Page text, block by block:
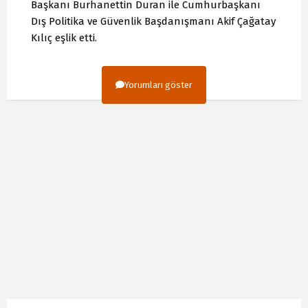
Başkanı Burhanettin Duran ile Cumhurbaşkanı
Dış Politika ve Güvenlik Başdanışmanı Akif Çağatay
Kılıç eşlik etti.
Yorumları göster